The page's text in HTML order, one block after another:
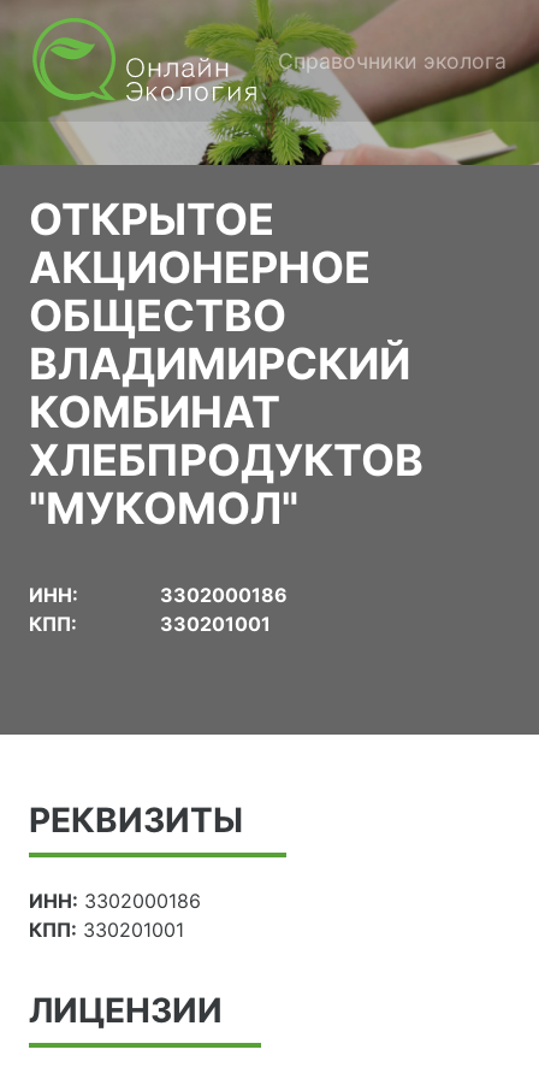
Справочники эколога
ОТКРЫТОЕ
АКЦИОНЕРНОЕ
ОБЩЕСТВО
ВЛАДИМИРСКИЙ
КОМБИНАТ
ХЛЕБПРОДУКТОВ
"МУКОМОЛ"
ИНН:
3302000186
КПП:
330201001
РЕКВИЗИТЫ
ИНН: 3302000186
КПП: 330201001
ЛИЦЕНЗИИ